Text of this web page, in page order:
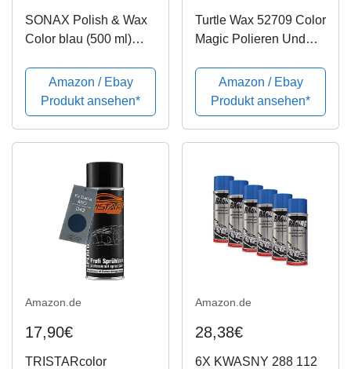
SONAX Polish & Wax
Color blau (500 ml)
Farbpigmenten und
Wachsanteilen | Art-Nr.
02962000
Amazon / Ebay
Produkt ansehen*
Turtle Wax 52709 Color
Magic Polieren Und
Amazon / Ebay
Produkt ansehen*
Amazon.de
17,90€
TRISTARcolor
Amazon.de
28,38€
6X KWASNY 288 112